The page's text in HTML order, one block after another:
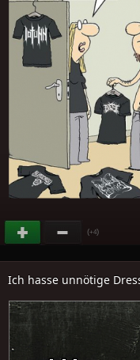
(+4)
Ich hasse unnötige